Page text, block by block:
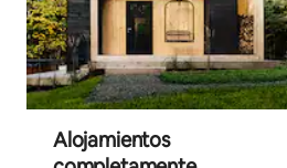
Alojamientos